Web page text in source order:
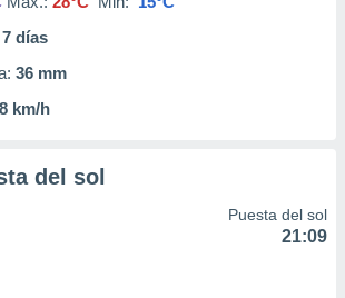
7 días
36 mm
8 km/h
del sol
Puesta del sol
21:09